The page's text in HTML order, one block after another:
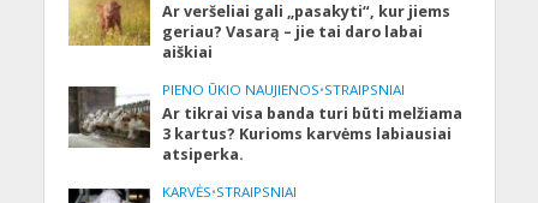
Ar veršeliai gali „pasakyti“, kur jiems
geriau? Vasarą – jie tai daro labai
aiškiai
PIENO ŪKIO NAUJIENOS•STRAIPSNIAI
Ar tikrai visa banda turi būti melžiama
3 kartus? Kurioms karvėms labiausiai
atsiperka.
KARVĖS•STRAIPSNIAI